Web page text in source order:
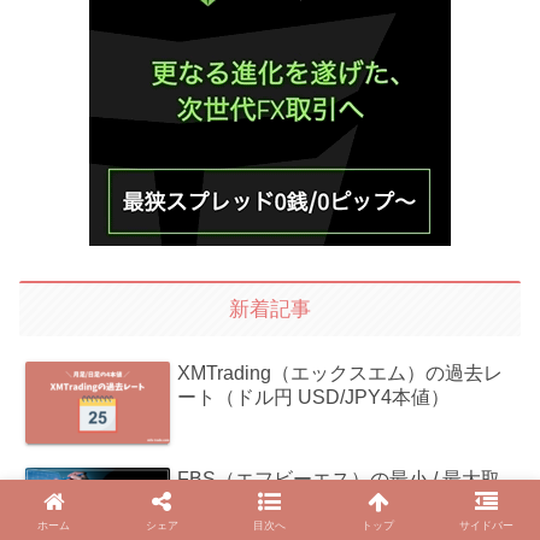
新着記事
XMTrading（エックスエム）の過去レ
ート（ドル円 USD/JPY4本値）
FBS（エフビーエス）の最小 / 最大取
引ロット数とポジション数
ホーム シェア 目次へ トップ サイドバー